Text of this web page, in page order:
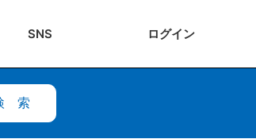
SNS ログイン
検索